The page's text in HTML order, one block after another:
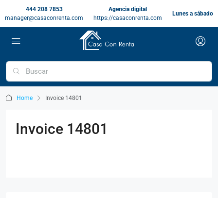
444 208 7853
manager@casaconrenta.com
Agencia digital
https://casaconrenta.com
Lunes a sábado
Home Invoice 14801
Invoice 14801